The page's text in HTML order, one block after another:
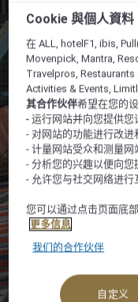
Cookie 與個人資料
在 ALL, hotelF1, ibis,
Movenpick, Mantra,
Travelpros, Restaurants
Activities & Events,
其合作伙伴希望在您的
- 运行网站并向您提供您
- 对网站的功能进行改进
- 计量网站受众和测量网
- 分析您的兴趣以便向您
- 允许您与社交网络进行
您可以通过点击页面底
更多信息
我们的合作伙伴
自定义